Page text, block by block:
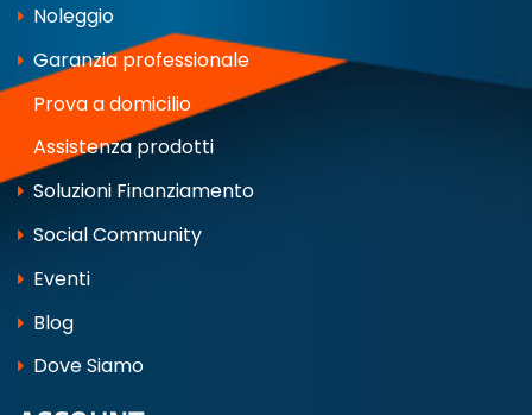
Noleggio
Garanzia professionale
Prova a domicilio
Assistenza prodotti
Soluzioni Finanziamento
Social Community
Eventi
Blog
Dove Siamo